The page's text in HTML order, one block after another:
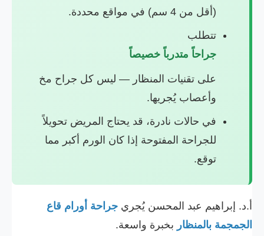
(أقل من 4 سم) في مواقع محددة.
تتطلب
جراحاً متدرباً خصيصاً
على تقنيات المنظار — ليس كل جراح مخ
وأعصاب يُجريها.
في حالات نادرة، قد يحتاج المريض تحويلاً
للجراحة المفتوحة إذا كان الورم أكبر مما
توقع.
أ.د. إبراهيم عبد المحسن يُجري جراحة أورام قاع
الجمجمة بالمنظار بخبرة واسعة.